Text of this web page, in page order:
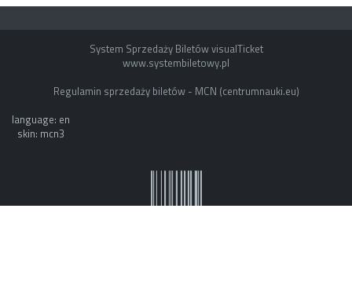
System Sprzedaży Biletów visualTicket
www.systembiletowy.pl
Regulamin sprzedaży biletów - MCN (centrumnauki.eu)
language: en
skin: mcn3